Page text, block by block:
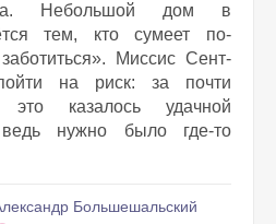
Небольшой дом в
тем, кто сумеет по-
Миссис Сент-
на риск: за почти
это казалось удачной
нужно было где-то
Большешальский